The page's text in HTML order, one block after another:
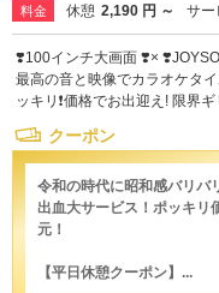
料金 休憩 2,190 円 ～ サー
❣️100インチ大画面 ❣️×
最高の音と映像でカラオケタ
ッキリ❗️価格でお出迎え! 限界
クーポン
令和の時代に昭和感バリバ
出血大サービス！ポッキリ
元！
【平日休憩クーポン】...